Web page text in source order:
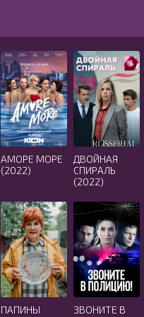
АМОРЕ МОРЕ
(2022)
ДВОЙНАЯ
СПИРАЛЬ
(2022)
ПАПИНЫ
ЗВОНИТЕ В